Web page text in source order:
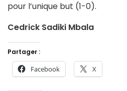
pour l’unique but (1-0).
Cedrick Sadiki Mbala
Partager :
Facebook X